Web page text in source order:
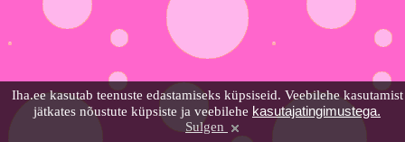
Iha.ee kasutab teenuste edastamiseks küpsiseid. Veebilehe kasutamist
jätkates nõustute küpsiste ja veebilehe kasutajatingimustega.
Sulgen